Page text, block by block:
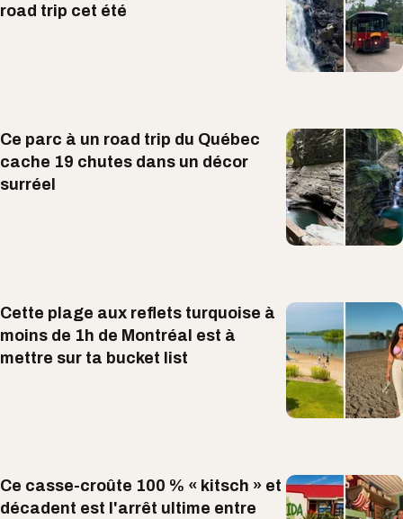
road trip cet été
Ce parc à un road trip du Québec
cache 19 chutes dans un décor
surréel
Cette plage aux reflets turquoise à
moins de 1h de Montréal est à
mettre sur ta bucket list
Ce casse-croûte 100 % « kitsch » et
décadent est l'arrêt ultime entre